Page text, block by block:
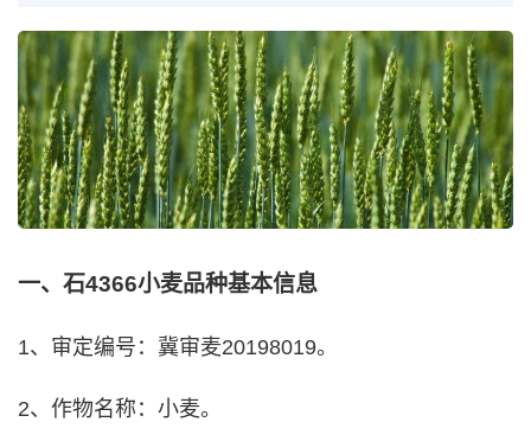
一、石4366小麦品种基本信息
1、审定编号：冀审麦20198019。
2、作物名称：小麦。